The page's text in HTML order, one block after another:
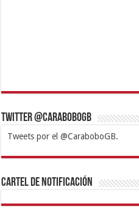
Twitter @CaraboboGB
Tweets por el @CaraboboGB.
1xbetBetturkeyBetistKralbet
https://mvbcasino.com/
Cartel de Notificación